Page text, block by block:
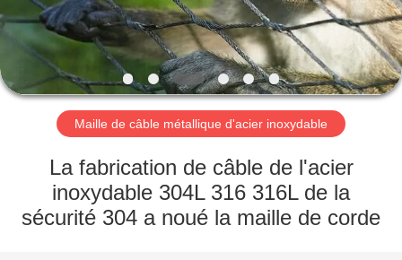
AU
SUJET
DE
NOUS
VISITE
D'USINE
Maille de câble métallique d'acier inoxydable
La fabrication de câble de l'acier
inoxydable 304L 316 316L de la
sécurité 304 a noué la maille de corde